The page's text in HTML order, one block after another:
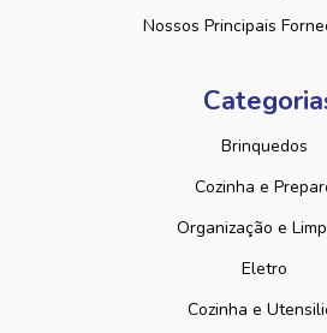
Nossos Principais
Brinquedos
Cozinha e
Organização e
Eletro
Cozinha e